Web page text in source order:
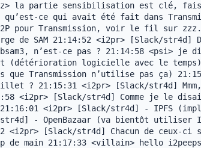
la partie sensibilisation est clé,
ce qui avait été fait dans
pour Transmission, voir le fil sur
de SAM 21:14:52 <i2pr> [Slack/str4d]
n’est-ce pas ? 21:14:58 <psi> je
(détérioration logicielle avec le temps)
Transmission n’utilise pas ça)
? 21:15:31 <i2pr> [Slack/str4d]
<i2pr> [Slack/str4d] Comme je le
<i2pr> [Slack/str4d] - IPFS
- OpenBazaar (va bientôt utiliser
<i2pr> [Slack/str4d] Chacun de ceux-ci
de main 21:17:33 <villain> hello